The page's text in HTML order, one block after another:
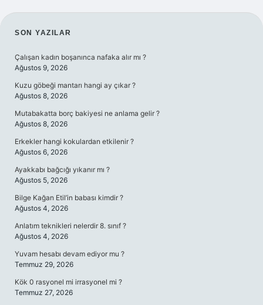
SIDEBAR
SON YAZILAR
Çalışan kadın boşanınca nafaka alır mı ?
Ağustos 9, 2026
Kuzu göbeği mantarı hangi ay çıkar ?
Ağustos 8, 2026
Mutabakatta borç bakiyesi ne anlama gelir ?
Ağustos 8, 2026
Erkekler hangi kokulardan etkilenir ?
Ağustos 6, 2026
Ayakkabı bağcığı yıkanır mı ?
Ağustos 5, 2026
Bilge Kağan Etil’in babası kimdir ?
Ağustos 4, 2026
Anlatım teknikleri nelerdir 8. sınıf ?
Ağustos 4, 2026
Yuvam hesabı devam ediyor mu ?
Temmuz 29, 2026
Kök 0 rasyonel mi irrasyonel mi ?
Temmuz 27, 2026